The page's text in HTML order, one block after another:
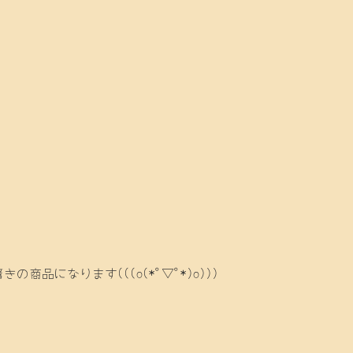
きの商品になります(((o(*ﾟ▽ﾟ*)o)))